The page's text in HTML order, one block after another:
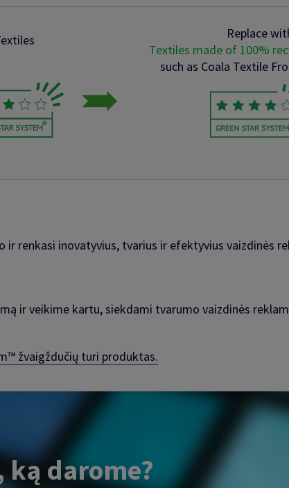
Replace
Textiles made of 100%
such as Coala Textile
renkasi inovatyvius, tvarius ir efektyvius vaizdinės
ir veikime kartu, siekdami tvarumo vaizdinės
žvaigždučių turi produktas.
darome?